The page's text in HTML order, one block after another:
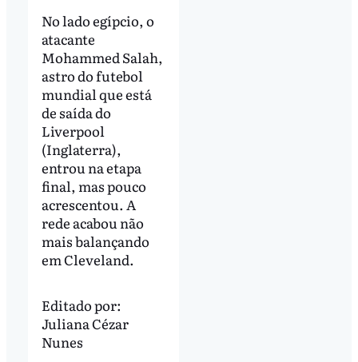
No lado egípcio, o
atacante
Mohammed Salah,
astro do futebol
mundial que está
de saída do
Liverpool
(Inglaterra),
entrou na etapa
final, mas pouco
acrescentou. A
rede acabou não
mais balançando
em Cleveland.
Editado por:
Juliana Cézar
Nunes